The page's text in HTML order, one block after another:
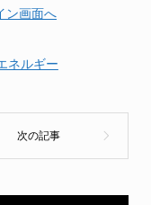
ン画面へ
ネルギー